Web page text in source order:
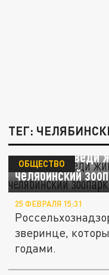
ТЕГ:
Белые медведи
челябинский
ОБЩЕСТВО
25 ФЕВРАЛЯ 15:31
зверинце,
годами.